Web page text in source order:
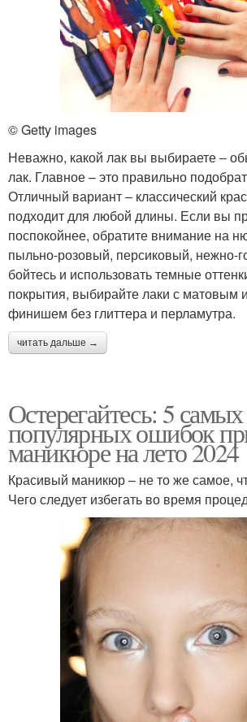
© Getty images
Неважно, какой лак вы выбираете ‒
лак. Главное – это правильно
Отличный вариант ‒ классический
подходит для любой длины. Если вы
поспокойнее, обратите внимание на
пыльно-розовый, персиковый, нежно-
бойтесь и использовать темные
покрытия, выбирайте лаки с матовым
финишем без глиттера и перламутра.
читать дальше →
Остерегайтесь: 5 самых
популярных ошибок
маникюре на лето 2024
Красивый маникюр – не то же самое,
Чего следует избегать во время